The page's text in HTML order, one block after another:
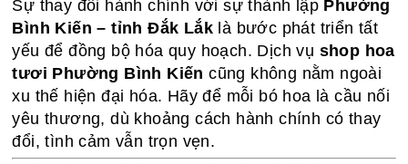
Sự thay đổi hành chính với sự thành lập Phường
Bình Kiến – tỉnh Đắk Lắk là bước phát triển tất
yếu để đồng bộ hóa quy hoạch. Dịch vụ shop hoa
tươi Phường Bình Kiến cũng không nằm ngoài
xu thế hiện đại hóa. Hãy để mỗi bó hoa là cầu nối
yêu thương, dù khoảng cách hành chính có thay
đổi, tình cảm vẫn trọn vẹn.